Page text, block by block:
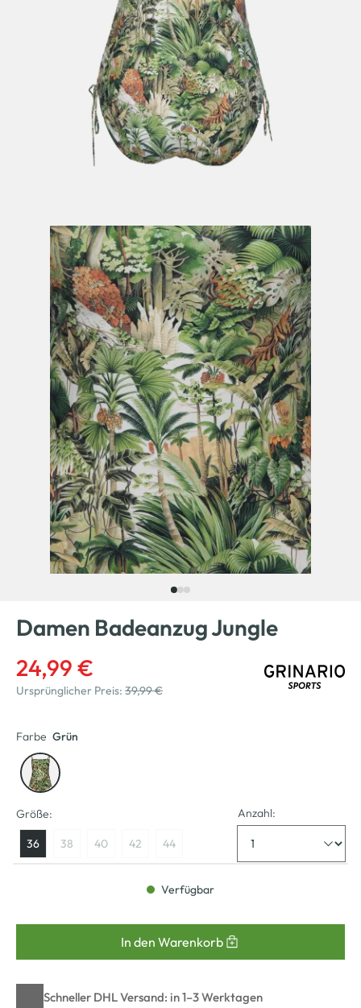
Damen Badeanzug Jungle
24,99 €
Ursprünglicher Preis: 39,99 €
Farbe Grün
Größe:
36 38 40 42 44
Anzahl:
Verfügbar
In den Warenkorb
Schneller DHL Versand: in 1–3 Werktagen